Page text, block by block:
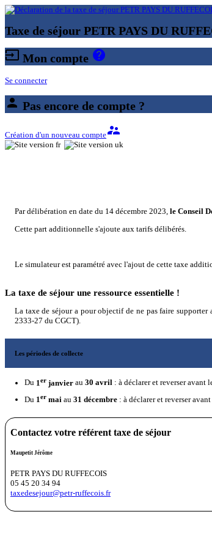
Taxe de séjour PETR PAYS DU
input Mon compte help
Se connecter
person Pas encore de compte ?
Création d'un nouveau comptesupervisor_account
Par délibération en date du 14 décembre 2023, le Conseil
Cette part additionnelle s'ajoute aux tarifs délibérés.
Le simulateur est paramétré avec l'ajout de cette taxe
La taxe de séjour une ressource essentielle !
La taxe de séjour a pour objectif de ne pas faire
2333-27 du CGCT).
Les périodes de collecte
Du 1er janvier au 30 avril : à déclarer et reverser avant
Du 1er mai au 31 décembre : à déclarer et reverser
Contactez votre référent taxe de séjour
Maupetit Jérôme
PETR PAYS DU RUFFECOIS
05 45 20 34 94
taxedesejour@petr-ruffecois.fr